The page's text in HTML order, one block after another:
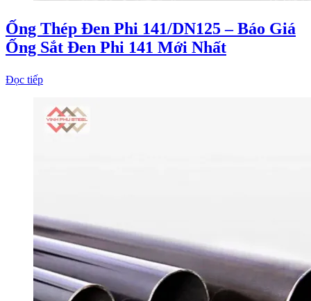
Ống Thép Đen Phi 141/DN125 – Báo Giá
Ống Sắt Đen Phi 141 Mới Nhất
Đọc tiếp